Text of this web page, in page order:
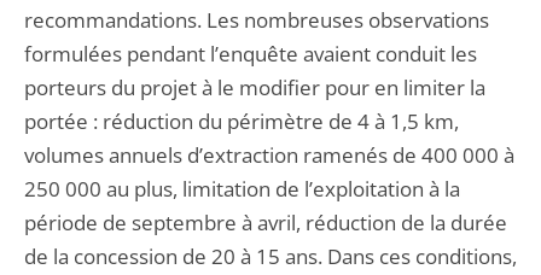
recommandations. Les nombreuses observations
formulées pendant l’enquête avaient conduit les
porteurs du projet à le modifier pour en limiter la
portée : réduction du périmètre de 4 à 1,5 km,
volumes annuels d’extraction ramenés de 400 000 à
250 000 au plus, limitation de l’exploitation à la
période de septembre à avril, réduction de la durée
de la concession de 20 à 15 ans. Dans ces conditions,